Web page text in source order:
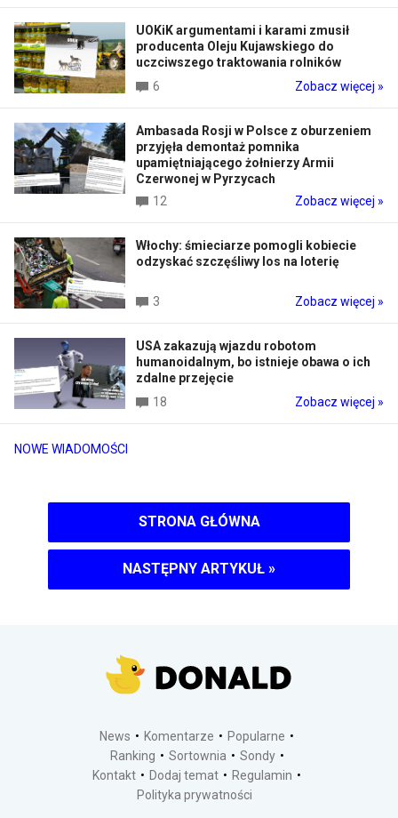
NOWE WIADOMOŚCI
UOKiK argumentami i karami zmusił
producenta Oleju Kujawskiego do
uczciwszego traktowania rolników
6
Zobacz więcej »
Ambasada Rosji w Polsce z oburzeniem
przyjęła demontaż pomnika
upamiętniającego żołnierzy Armii
Czerwonej w Pyrzycach
12
Zobacz więcej »
Włochy: śmieciarze pomogli kobiecie
odzyskać szczęśliwy los na loterię
3 Zobacz więcej »
USA zakazują wjazdu robotom
humanoidalnym, bo istnieje obawa o ich
zdalne przejęcie
18
Zobacz więcej »
STRONA GŁÓWNA
NASTĘPNY ARTYKUŁ »
News Komentarze
Popularne
Ranking
Sortownia
Sondy
Kontakt
Dodaj temat
Regulamin
Polityka prywatności